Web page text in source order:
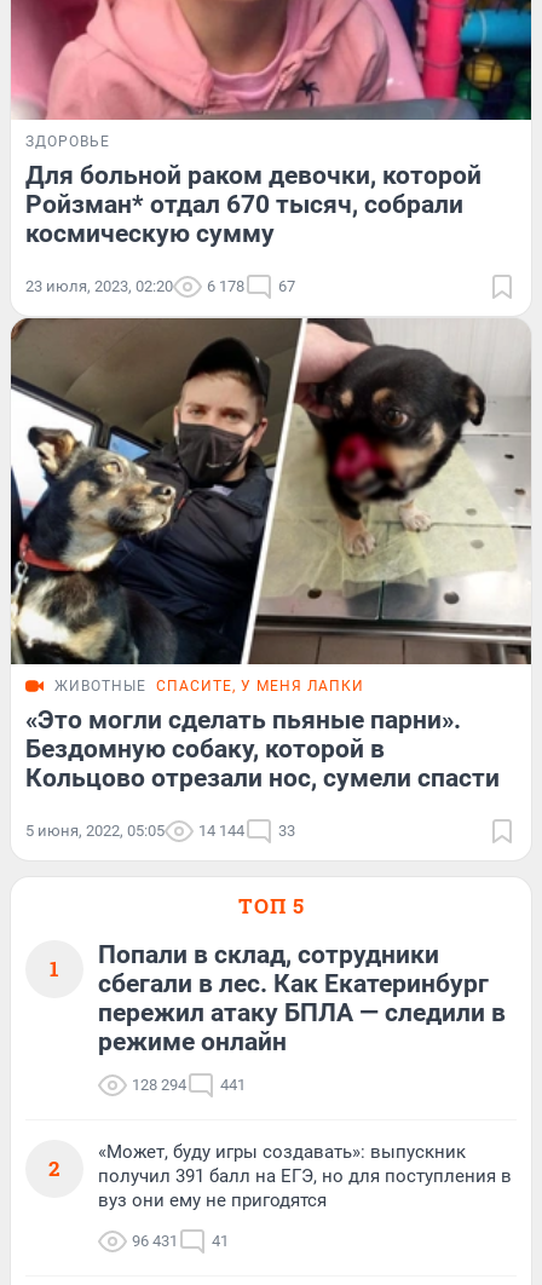
ЗДОРОВЬЕ
Для больной раком девочки, которой
Ройзман* отдал 670 тысяч, собрали
космическую сумму
23 июля, 2023, 02:20 6 178 67
ЖИВОТНЫЕ СПАСИТЕ, У МЕНЯ ЛАПКИ
«Это могли сделать пьяные парни».
Бездомную собаку, которой в
Кольцово отрезали нос, сумели спасти
5 июня, 2022, 05:05 14 144 33
ТОП 5
1
Попали в склад, сотрудники
сбегали в лес. Как Екатеринбург
пережил атаку БПЛА — следили в
режиме онлайн
128 294 441
2
«Может, буду игры создавать»: выпускник
получил 391 балл на ЕГЭ, но для поступления в
вуз они ему не пригодятся
96 431 41